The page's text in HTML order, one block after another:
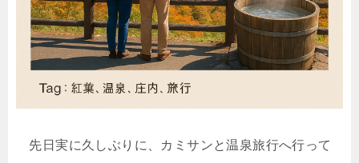
先日実に久しぶりに、カミサンと温泉旅行へ行って